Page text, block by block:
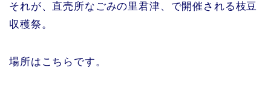
それが、直売所なごみの里君津、で開催される枝豆
収穫祭。
場所はこちらです。